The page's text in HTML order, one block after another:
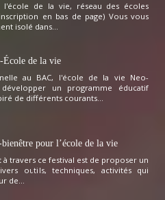
l'école de la vie, réseau des écoles
en bas de page) Vous vous
isolé dans...
École de la vie
au BAC, l'école de la vie Neo-
un programme éducatif
de différents courants...
pour l’école de la vie
à travers ce festival est de proposer un
outils, techniques, activités qui
de...